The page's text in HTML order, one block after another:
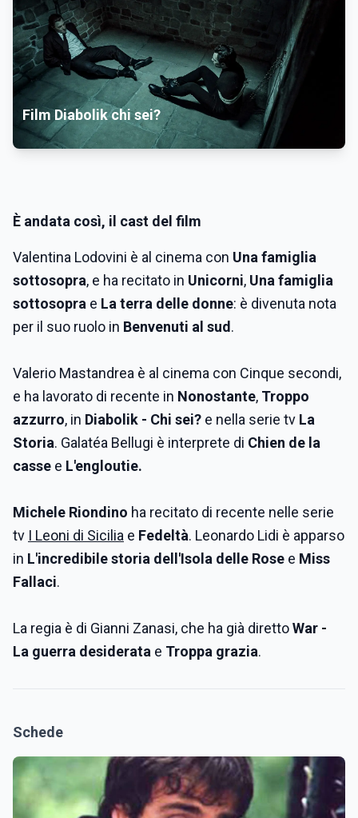
Film Diabolik chi sei?
È andata così, il cast del film
Valentina Lodovini è al cinema con Una famiglia
sottosopra, e ha recitato in Unicorni, Una famiglia
sottosopra e La terra delle donne: è divenuta nota
per il suo ruolo in Benvenuti al sud .
Valerio Mastandrea è al cinema con Cinque secondi,
e ha lavorato di recente in Nonostante, Troppo
azzurro, in Diabolik - Chi sei? e nella serie tv La
Storia. Galatéa Bellugi è interprete di Chien de la
casse e L'engloutie.
Michele Riondino ha recitato di recente nelle serie
tv I Leoni di Sicilia e Fedeltà. Leonardo Lidi è apparso
in L'incredibile storia dell'Isola delle Rose e Miss
Fallaci.
La regia è di Gianni Zanasi, che ha già direttoWar -
La guerra desiderata e Troppa grazia.
Schede